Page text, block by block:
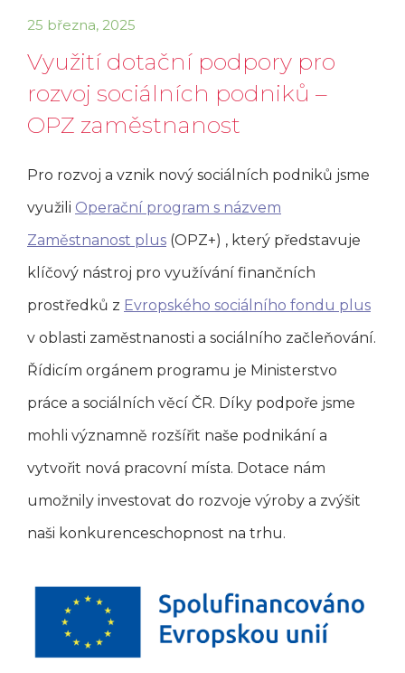
25 března, 2025
Využití dotační podpory pro
rozvoj sociálních podniků –
OPZ zaměstnanost
Pro rozvoj a vznik nový sociálních podniků jsme
využili Operační program s názvem
Zaměstnanost plus (OPZ+) , který představuje
klíčový nástroj pro využívání finančních
prostředků z Evropského sociálního fondu plus
v oblasti zaměstnanosti a sociálního začleňování.
Řídicím orgánem programu je Ministerstvo
práce a sociálních věcí ČR. Díky podpoře jsme
mohli významně rozšířit naše podnikání a
vytvořit nová pracovní místa. Dotace nám
umožnily investovat do rozvoje výroby a zvýšit
naši konkurenceschopnost na trhu.